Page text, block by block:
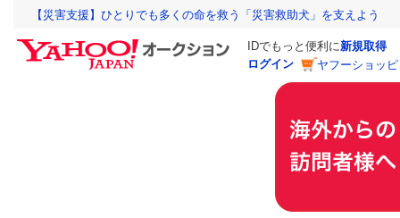
【災害支援】ひとりでも多くの命を救う「災害救助犬」を支えよう
IDでもっと便利に新規取得
ログイン
ヤフーショッ